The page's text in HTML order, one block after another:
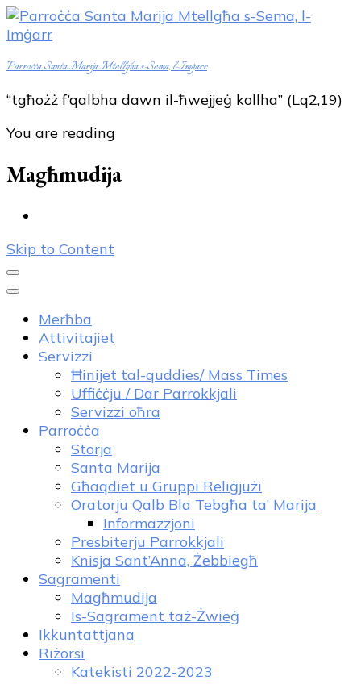
Parroċċa Santa Marija Mtellgħa s-Sema, l-Imġarr
“tgħożż f’qalbha dawn il-ħwejjeġ kollha” (Lq2,19)
You are reading
Magħmudija
Skip to Content
Merħba
Attivitajiet
Servizzi
Ħinijet tal-quddies/ Mass Times
Uffiċċju / Dar Parrokkjali
Servizzi oħra
Parroċċa
Storja
Santa Marija
Għaqdiet u Gruppi Reliġjużi
Oratorju Qalb Bla Tebgħa ta’ Marija
Informazzjoni
Presbiterju Parrokkjali
Knisja Sant’Anna, Żebbiegħ
Sagramenti
Magħmudija
Is-Sagrament taż-Żwieġ
Ikkuntattjana
Riżorsi
Katekisti 2022-2023